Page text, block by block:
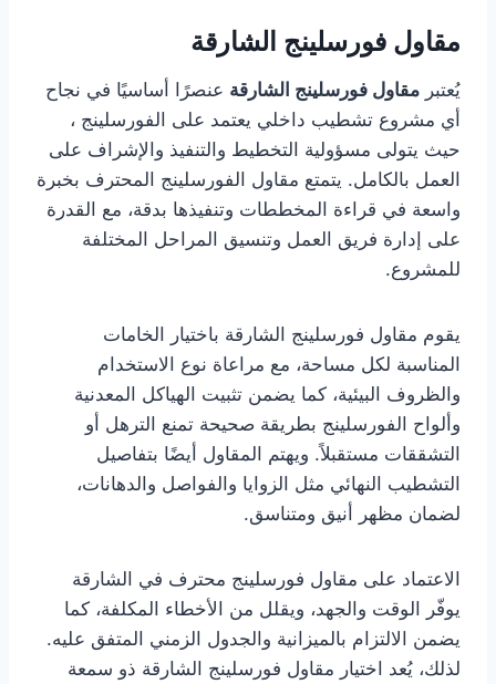
مقاول فورسلينج الشارقة
يُعتبر مقاول فورسلينج الشارقة عنصرًا أساسيًا في نجاح
أي مشروع تشطيب داخلي يعتمد على الفورسلينج ،
حيث يتولى مسؤولية التخطيط والتنفيذ والإشراف على
العمل بالكامل. يتمتع مقاول الفورسلينج المحترف بخبرة
واسعة في قراءة المخططات وتنفيذها بدقة، مع القدرة
على إدارة فريق العمل وتنسيق المراحل المختلفة
للمشروع.
يقوم مقاول فورسلينج الشارقة باختيار الخامات
المناسبة لكل مساحة، مع مراعاة نوع الاستخدام
والظروف البيئية، كما يضمن تثبيت الهياكل المعدنية
وألواح الفورسلينج بطريقة صحيحة تمنع الترهل أو
التشققات مستقبلاً. ويهتم المقاول أيضًا بتفاصيل
التشطيب النهائي مثل الزوايا والفواصل والدهانات،
لضمان مظهر أنيق ومتناسق.
الاعتماد على مقاول فورسلينج محترف في الشارقة
يوفّر الوقت والجهد، ويقلل من الأخطاء المكلفة، كما
يضمن الالتزام بالميزانية والجدول الزمني المتفق عليه.
لذلك، يُعد اختيار مقاول فورسلينج الشارقة ذو سمعة